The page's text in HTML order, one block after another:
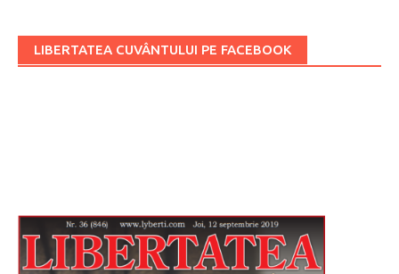
LIBERTATEA CUVÂNTULUI PE FACEBOOK